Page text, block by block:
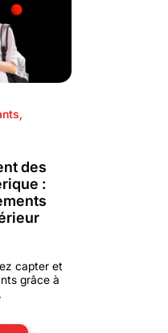
,
des
:
capter et
grâce à